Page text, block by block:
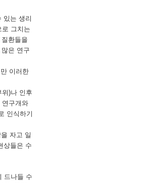
있는 생리
그치는
환들을
은 연구
이러한
)나 인후
구개와
인식하기
자고 일
상들은 수
드나들 수